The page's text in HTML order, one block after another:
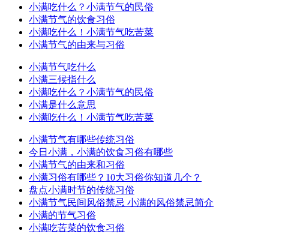
小满吃什么？小满节气的民俗
小满节气的饮食习俗
小满吃什么！小满节气吃苦菜
小满节气的由来与习俗
小满节气吃什么
小满三候指什么
小满吃什么？小满节气的民俗
小满是什么意思
小满吃什么！小满节气吃苦菜
小满节气有哪些传统习俗
今日小满，小满的饮食习俗有哪些
小满节气的由来和习俗
小满习俗有哪些？10大习俗你知道几个？
盘点小满时节的传统习俗
小满节气民间风俗禁忌 小满的风俗禁忌简介
小满的节气习俗
小满吃苦菜的饮食习俗